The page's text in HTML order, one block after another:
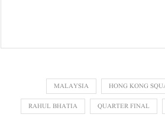
HONG KONG
MALAYSIA
QUARTER FINAL
RAHUL BHATIA